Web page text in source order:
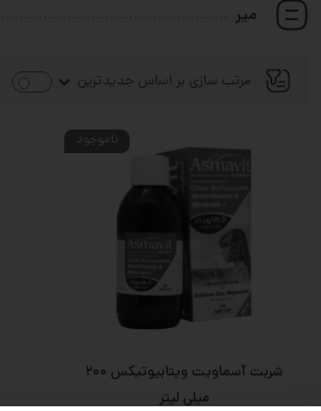
میر
ناموجود
شربت آسماویت ویتابیوتیکس 200
میلی لیتر